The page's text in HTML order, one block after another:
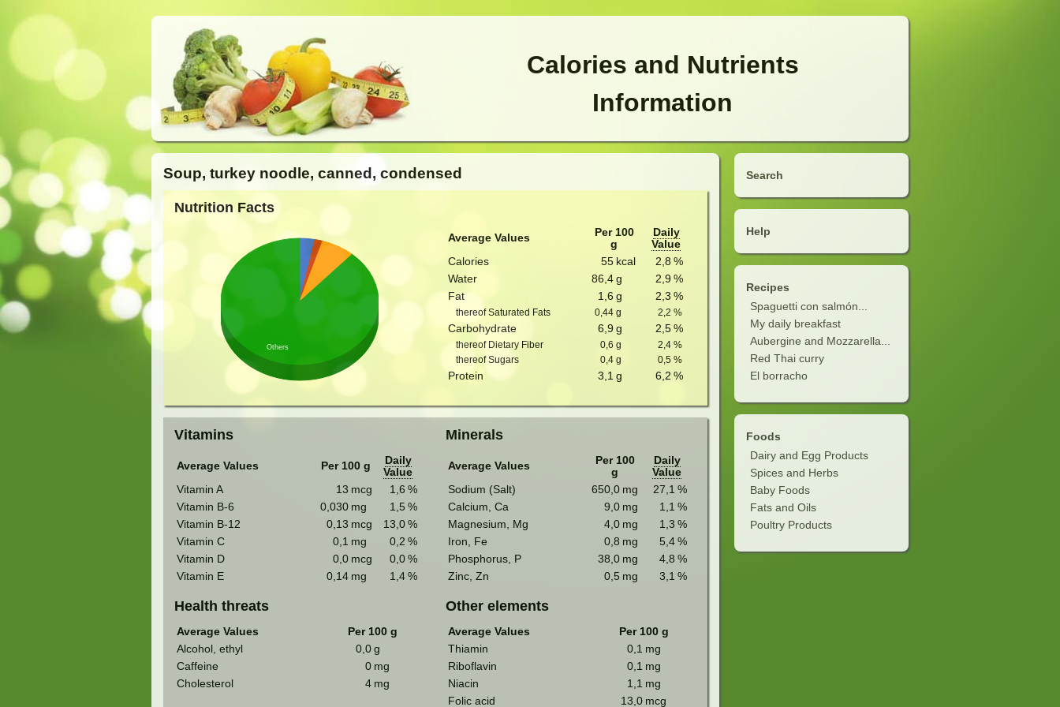
Calories and Nutrients
Information
Search
Help
Recipes
Spaguetti con salmón...
My daily breakfast
Aubergine and Mozzarella...
Red Thai curry
El borracho
Foods
Dairy and Egg Products
Spices and Herbs
Baby Foods
Fats and Oils
Poultry Products
Soup, turkey noodle, canned, condensed
Nutrition Facts
Others
Average Values
Per 100
g
Daily
Value
Calories
55 kcal 2,8 %
Water
86,4 g 2,9 %
Fat
1,6 g 2,3 %
thereof Saturated Fats 0,44 g 2,2 %
Carbohydrate 6,9 g 2,5 %
thereof Dietary Fiber 0,6 g 2,4 %
thereof Sugars
0,4 g 0,5 %
Protein 3,1 g 6,2 %
Vitamins
Average Values Per 100 g
Daily
Value
Vitamin A
13 mcg 1,6 %
Vitamin B-6
0,030 mg 1,5 %
Vitamin B-12
0,13 mcg 13,0 %
Vitamin C
0,1 mg 0,2 %
Vitamin D
0,0 mcg 0,0 %
Vitamin E
0,14 mg 1,4 %
Minerals
Average Values
Per 100
g
Daily
Value
Sodium (Salt)
650,0 mg 27,1 %
Calcium, Ca
9,0 mg 1,1 %
Magnesium, Mg
4,0 mg 1,3 %
Iron, Fe
0,8 mg 5,4 %
Phosphorus, P
38,0 mg 4,8 %
Zinc, Zn
0,5 mg 3,1 %
Health threats
Average Values
Per 100 g
Alcohol, ethyl
0,0 g
Caffeine
0 mg
Cholesterol
4 mg
Other elements
Average Values
Per 100 g
Thiamin
0,1 mg
Riboflavin
0,1 mg
Niacin
1,1 mg
Folic acid
13,0 mcg